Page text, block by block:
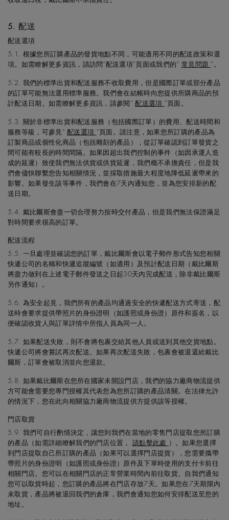
5. 配送
配送選項
5.1. 根據您所訂購產品的發貨地點不同，可能適用不同的配送政策和選
項。如需瞭解更多資訊，請訪問“配送選項”頁面或我們的“ 常見問題 ”。
5.2. 我們的標準出貨和配送服務不收取費用，但是國際訂單或部分產品
的訂單可能無法選用標準服務。我們會在結帳時向您提供所購商品的預
計配送日期。如需瞭解更多資訊，請參閱“配送選項 ”頁面。
5.3. 關於非標準出貨和配送服務（包括國際訂單）的費用、配送時間和
服務等級，可參見“配送選項 ”頁面。請注意，如果您所訂購的產品為
訂製商品或個性化商品（包括雕刻的產品），從訂單確認到訂單發貨之
間可能有較長的時間間隔。如果因超出我們控制的事件（如因承運人造
成的延遲）致使我們無法供貨或供貨延遲，我們概不承擔責任，但是我
們會儘快聯繫您告知相關情況，並採取措施最大程度地降低延遲帶來的
影響。如果發生該等事件，我們會在7天內通知您，並為您安排新的配
送日期。
5.4. 戴比爾斯會盡一切合理努力按時交付產品，但是我們無法保證滿足
對時間要求很高的訂單。
配送流程
5.5. 一旦處理並確認您的訂單，戴比爾斯會以電子郵件形式告知您相關
快遞公司的名稱和快遞追蹤編號（如適用）及預計配送日期（戴比爾斯
將盡力做到在上述電子郵件發送之日起30天內完成配送，除非戴比爾斯
另作通知）。
5.6. 為安全起見，我們所有的產品均通過安全的快遞配送方式寄送，配
送時會要求提供帶照片的身份證明（如護照或身份證）原件和簽名，以
便確認收貨人與訂單詳情中所指人員為同一人。
5.7. 如果配送失敗，則不會將包裹交給其他人員或送到其他交貨地點。
快遞公司將會嘗試再次配送。如果再次配送失敗，包裹會被退還給戴比
爾斯，訂單會被取消並向您退款。
5.8. 如果戴比爾斯在您所在國家未開設門店，我們的協力廠商物流提供
方可能會需要您專門授權其代表您為您所訂購的產品清關。在法律允許
的情況下，您在此向相關協力廠商物流提供方提供該等授權。
門店取貨
5.9. 我們可自行酌情決定，讓您到我們在當地的零售門店提取您所訂購
的產品（如需詳細瞭解我們的門店位置，請點擊此處
）。如果您選擇
到門店提取自己所訂購的產品（如果可以選擇門店提貨），您需要攜帶
帶照片的身份證明（如護照或身份證）原件及下單時使用的支付卡前往
相關門店。您可以在相關門店的正常營業時間內前往取貨。自我們通知
您可以取貨時起，您訂購的產品將在門店存放7天。如果您在7天期限內
未取貨，產品將被退回我們的倉庫，我們會通知您如何安排配送至您的
地址。